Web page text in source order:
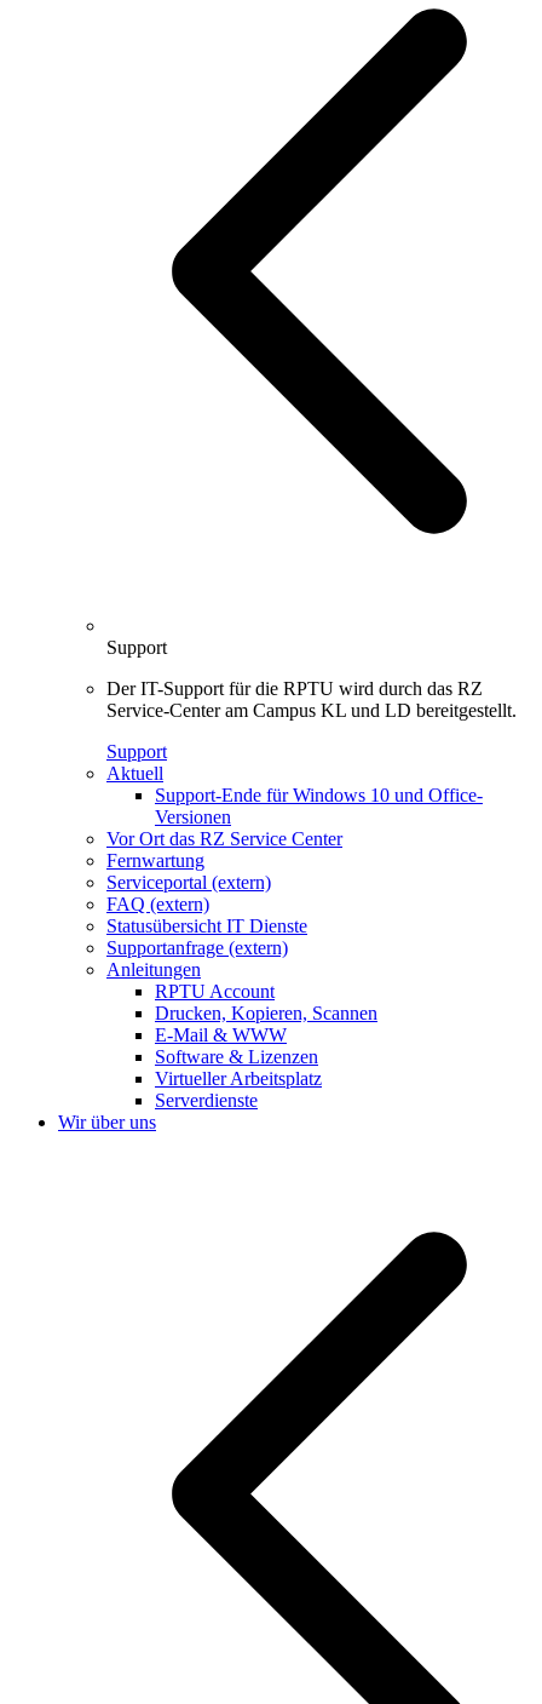
Support
Der IT-Support für die RPTU wird durch das RZ
Service-Center am Campus KL und LD bereitgestellt.
Support
Aktuell
Support-Ende für Windows 10 und Office-
Versionen
Vor Ort das RZ Service Center
Fernwartung
Serviceportal (extern)
FAQ (extern)
Statusübersicht IT Dienste
Supportanfrage (extern)
Anleitungen
RPTU Account
Drucken, Kopieren, Scannen
E-Mail & WWW
Software & Lizenzen
Virtueller Arbeitsplatz
Serverdienste
Wir über uns